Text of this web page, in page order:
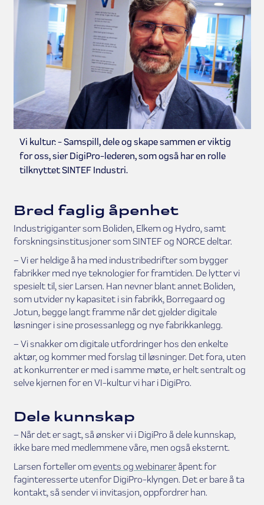
Vi kultur: - Samspill, dele og skape sammen er viktig
for oss, sier DigiPro-lederen, som også har en rolle
tilknyttet SINTEF Industri.
Bred faglig åpenhet
Industrigiganter som Boliden, Elkem og Hydro, samt
forskningsinstitusjoner som SINTEF og NORCE deltar.
– Vi er heldige å ha med industribedrifter som bygger
fabrikker med nye teknologier for framtiden. De lytter vi
spesielt til, sier Larsen. Han nevner blant annet Boliden,
som utvider ny kapasitet i sin fabrikk, Borregaard og
Jotun, begge langt framme når det gjelder digitale
løsninger i sine prosessanlegg og nye fabrikkanlegg.
– Vi snakker om digitale utfordringer hos den enkelte
aktør, og kommer med forslag til løsninger. Det fora, uten
at konkurrenter er med i samme møte, er helt sentralt og
selve kjernen for en VI-kultur vi har i DigiPro.
Dele kunnskap
– Når det er sagt, så ønsker vi i DigiPro å dele kunnskap,
ikke bare med medlemmene våre, men også eksternt.
Larsen forteller omevents og webinareråpent for
faginteresserte utenfor DigiPro-klyngen. Det er bare å ta
kontakt, så sender vi invitasjon, oppfordrer han.